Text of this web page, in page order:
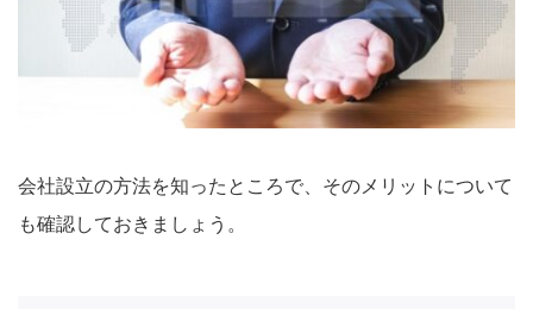
会社設立の方法を知ったところで、そのメリットについて
も確認しておきましょう。